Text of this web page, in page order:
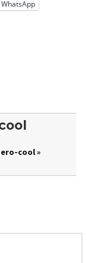
WhatsApp
cool »